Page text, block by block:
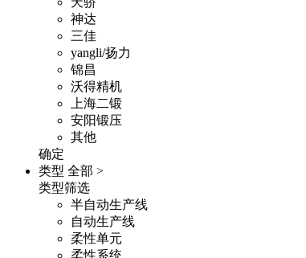
神达
三佳
yangli/扬力
锦昌
沃得精机
上海二锻
安阳锻压
其他
确定
类型 全部 >
类型筛选
半自动生产线
自动生产线
柔性单元
柔性系统